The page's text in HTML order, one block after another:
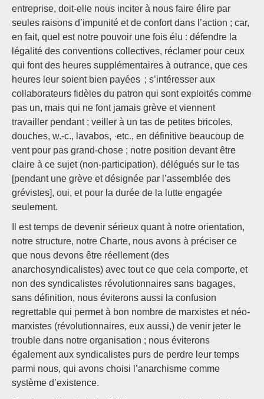
entreprise, doit-elle nous inciter à nous faire élire par
seules raisons d’impunité et de confort dans l’action ; car,
en fait, quel est notre pouvoir une fois élu : défendre la
légalité des conventions collectives, réclamer pour ceux
qui font des heures supplémentaires à outrance, que ces
heures leur soient bien payées ; s’intéresser aux
collaborateurs fidèles du patron qui sont exploités comme
pas un, mais qui ne font jamais grève et viennent
travailler pendant ; veiller à un tas de petites bricoles,
douches, w.-c., lavabos, ·etc., en définitive beaucoup de
vent pour pas grand-chose ; notre position devant être
claire à ce sujet (non-participation), délégués sur le tas
[pendant une grève et désignée par l’assemblée des
grévistes], oui, et pour la durée de la lutte engagée
seulement.
Il est temps de devenir sérieux quant à notre orientation,
notre structure, notre Charte, nous avons à préciser ce
que nous devons être réellement (des
anarchosyndicalistes) avec tout ce que cela comporte, et
non des syndicalistes révolutionnaires sans bagages,
sans définition, nous éviterons aussi la confusion
regrettable qui permet à bon nombre de marxistes et néo-
marxistes (révolutionnaires, eux aussi,) de venir jeter le
trouble dans notre organisation ; nous éviterons
également aux syndicalistes purs de perdre leur temps
parmi nous, qui avons choisi l’anarchisme comme
système d’existence.